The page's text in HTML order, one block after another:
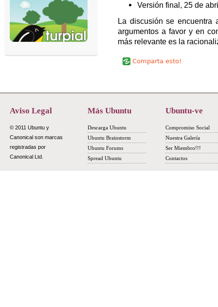
Versión final, 25 de
La discusión se encuentra
argumentos a favor y en
más relevante es la
Comparta esto!
Aviso Legal
© 2011 Ubuntu y
Canonical son marcas
registradas por
Canonical Ltd.
Más Ubuntu
Descarga Ubuntu
Ubuntu Brainstorm
Ubuntu Forums
Spread Ubuntu
Ubuntu-ve
Compromiso Social
Nuestra Galería
Ser Miembro!!!
Contactos